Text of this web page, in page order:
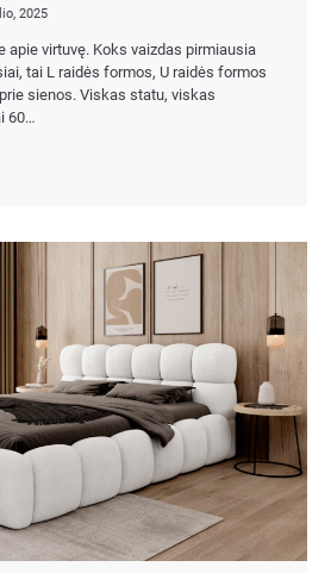
2025
apie virtuvę. Koks vaizdas pirmiausia
tai L raidės formos, U raidės formos
sienos. Viskas statu, viskas
60…